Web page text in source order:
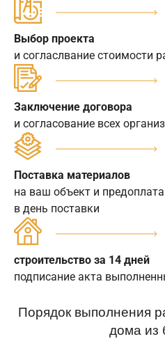
Выбор проекта
и согласлвание стоимости
Заключение договора
и согласование всех
Поставка материалов
на ваш объект и
в день поставки
строительство за 14 дней
подписание акта
Порядок выполнения
дома из